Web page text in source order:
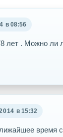
в 08:56
лет . Можно ли
в 15:32
время